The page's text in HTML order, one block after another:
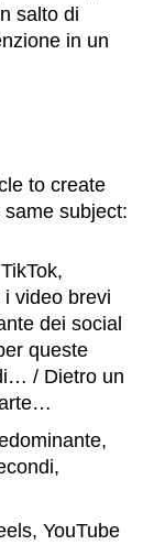
salto di
in un
to create
subject:
TikTok,
video brevi
dei social
queste
/ Dietro un
YouTube